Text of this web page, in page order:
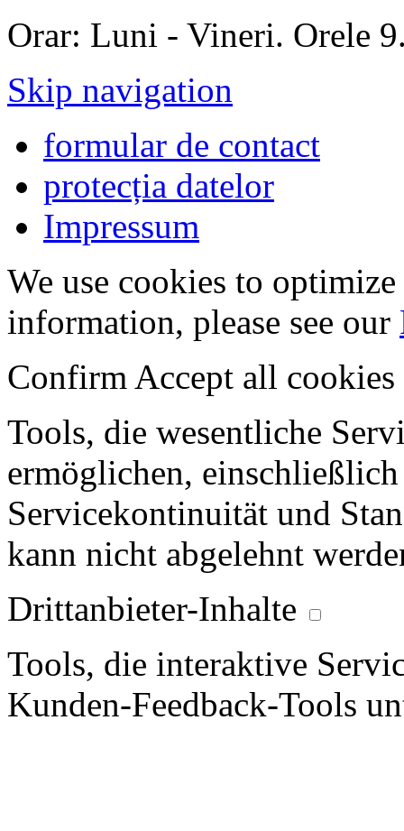
Orar: Luni - Vineri. Orele
Skip navigation
formular de contact
protecția datelor
Impressum
We use cookies to
information, please see our
Confirm Accept all cookies
Tools, die wesentliche
ermöglichen,
Servicekontinuität und
kann nicht abgelehnt
Drittanbieter-Inhalte
Tools, die interaktive
Kunden-Feedback-Tools